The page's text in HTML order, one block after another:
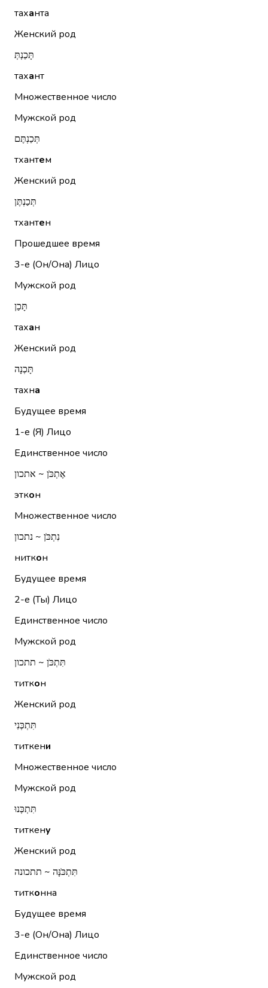
таханта
Женский род
תָּכַנְתְּ
тахант
Множественное число
Мужской род
תְּכַנְתֶּם
тхантем
Женский род
תְּכַנְתֶּן
тхантен
Прошедшее время
3-е (Он/Она) Лицо
Мужской род
תָּכַן
тахан
Женский род
תָּכְנָה
тахна
Будущее время
1-е (Я) Лицо
Единственное число
אֶתְכֹּן ~ אתכון
эткон
Множественное число
נִתְכֹּן ~ נתכון
ниткон
Будущее время
2-е (Ты) Лицо
Единственное число
Мужской род
תִּתְכֹּן ~ תתכון
титкон
Женский род
תִּתְכְּנִי
титкени
Множественное число
Мужской род
תִּתְכְּנוּ
титкену
Женский род
תִּתְכֹּנָּה ~ תתכונה
титконна
Будущее время
3-е (Он/Она) Лицо
Единственное число
Мужской род